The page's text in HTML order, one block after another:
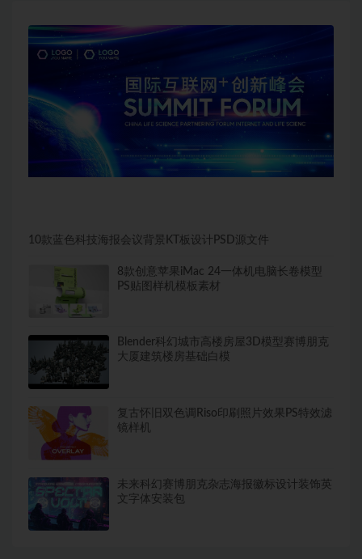
10款蓝色科技海报会议背景KT板设计PSD源文件
8款创意苹果iMac 24一体机电脑长卷模型
PS贴图样机模板素材
Blender科幻城市高楼房屋3D模型赛博朋克
大厦建筑楼房基础白模
复古怀旧双色调Riso印刷照片效果PS特效滤
镜样机
未来科幻赛博朋克杂志海报徽标设计装饰英
文字体安装包